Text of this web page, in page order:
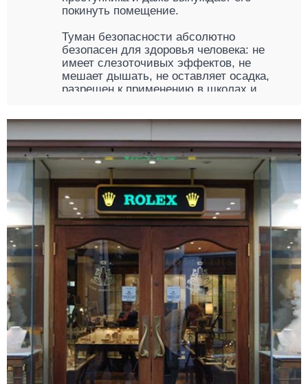
покинуть помещение.
Туман безопасности абсолютно
безопасен для здоровья человека: не
имеет слезоточивых эффектов, не
мешает дышать, не оставляет осадка,
разрешен к применению в школах и
Так же безопасен он и для электронного
оборудования, в том числе
высокоточного.
По желанию клиента комплекс охранно-
дымовой сигнализации может
комплектоваться сиреной или
стробоскопом, которые усиливают
раздражающее и дезориентирующее
действие тумана.
Где применяется туман безопасности
Охранно-дымовая система не имеет
ограничений по типу и формату
защищаемых помещений. Ее можно
установить в банке, офисе, магазине,
ресторане, музее, коттедже и т.д. а также
организовать с ее помощью точечную
защиту зон риска – например, банкомата
или витрины ювелирного магазина.